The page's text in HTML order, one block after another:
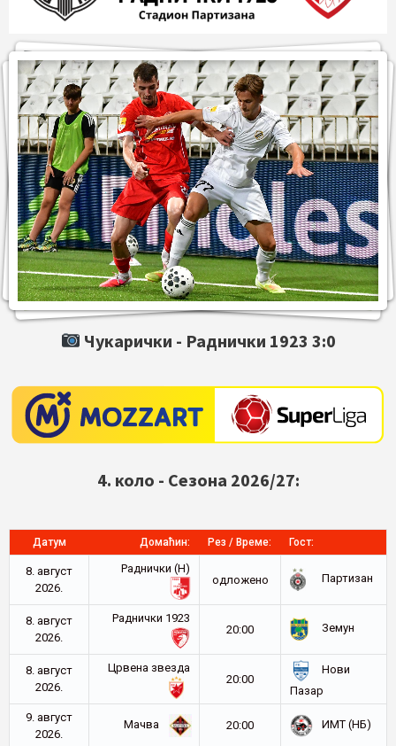
Чукарички - Раднички 1923 3:0
4. коло - Сезона 2026/27:
Датум Домаћин: Рез / Време: Гост:
8. август
2026.
Раднички (Н)
oдложено
Партизан
8. август
2026.
Раднички 1923
20:00
Земун
8. август
2026.
Црвена звезда
20:00
Нови
Пазар
9. август
2026.
Мачва 20:00 ИМТ (НБ)